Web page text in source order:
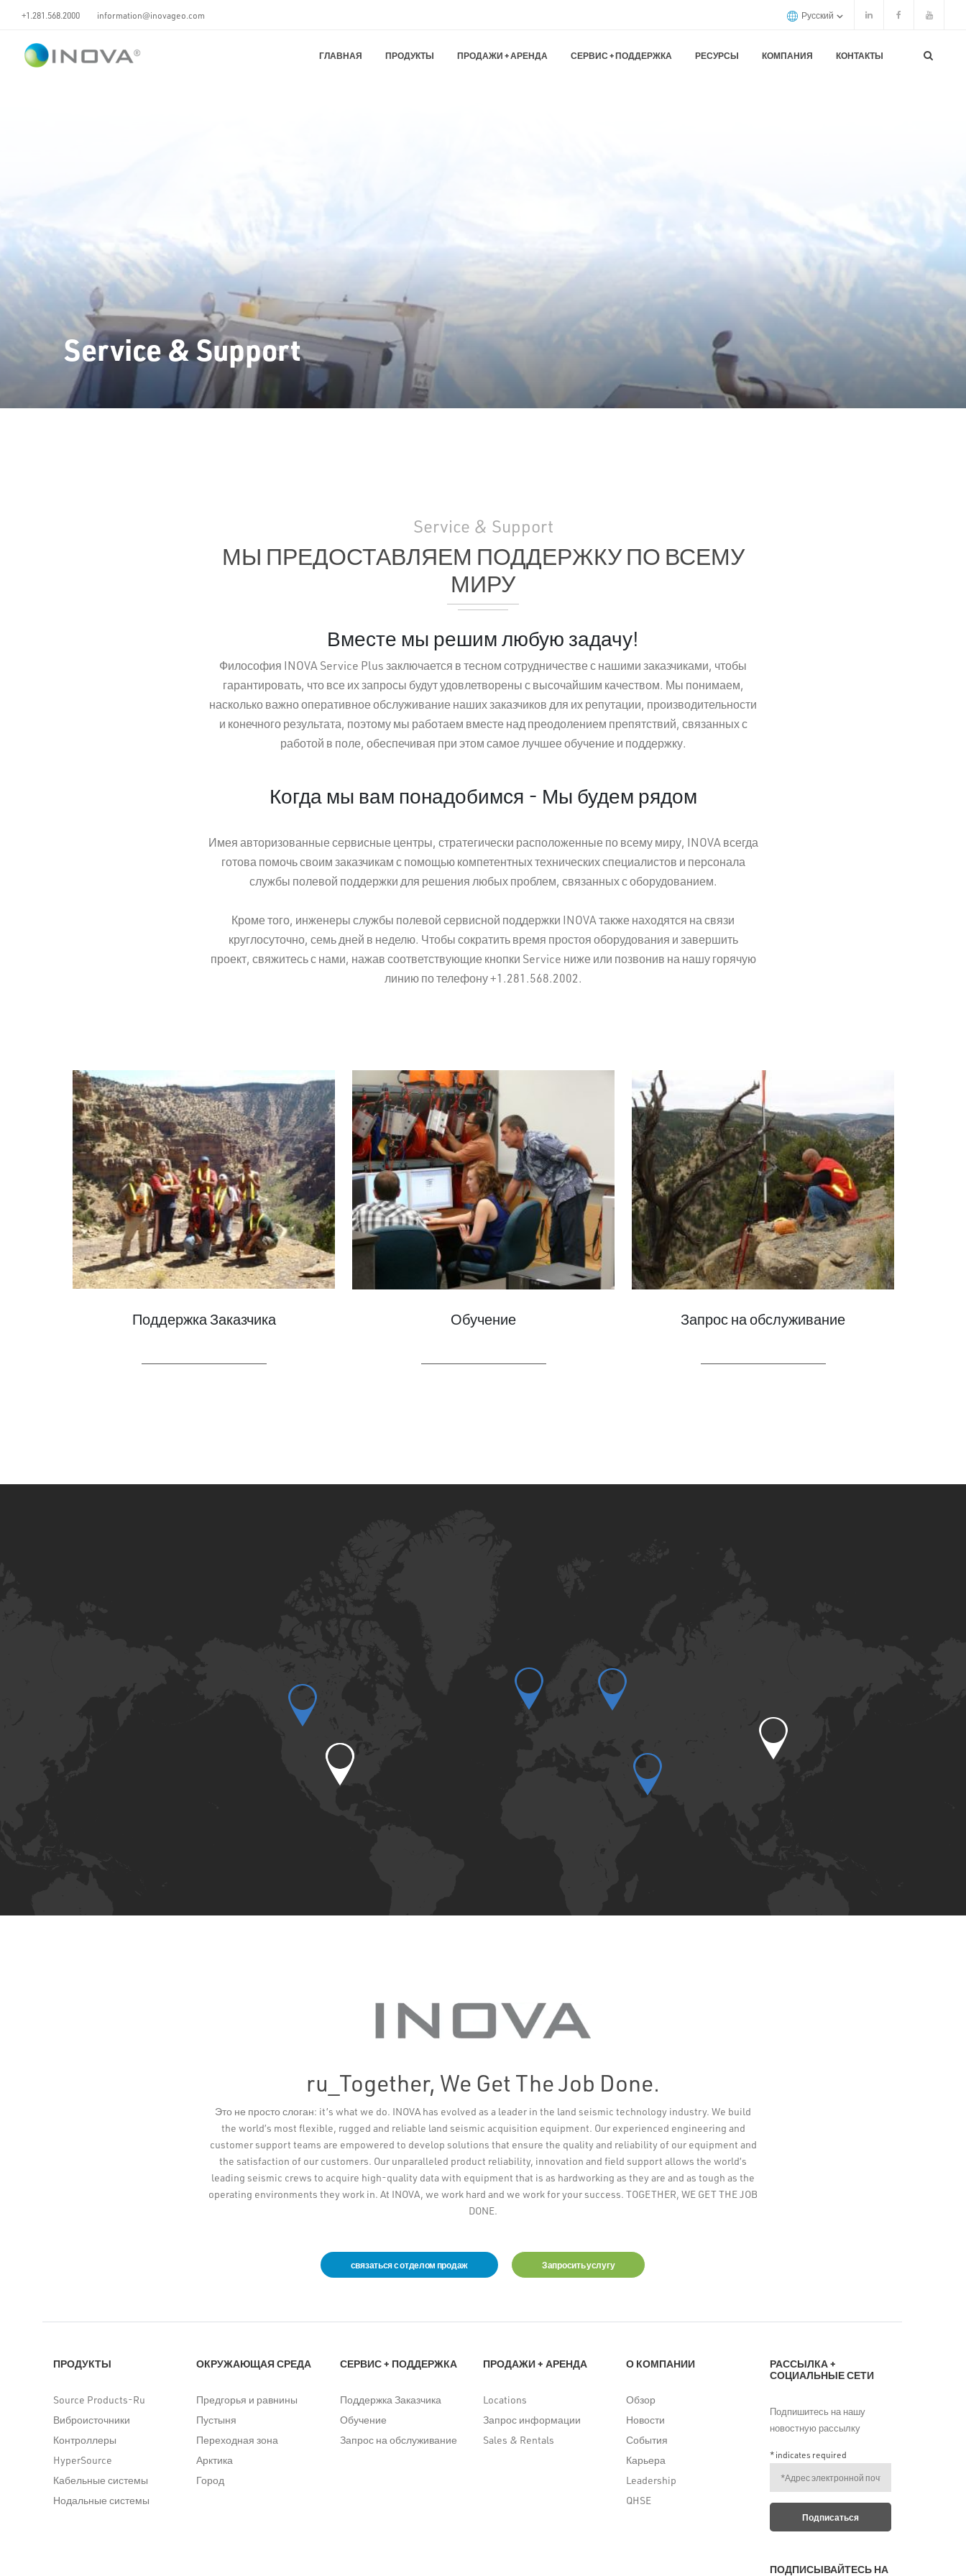
+1.281.568.2000 information@inovageo.com Русский
ГЛАВНАЯ ПРОДУКТЫ ПРОДАЖИ + АРЕНДА СЕРВИС + ПОДДЕРЖКА РЕСУРСЫ КОМПАНИЯ КОНТАКТЫ
Service & Support
Service & Support
МЫ ПРЕДОСТАВЛЯЕМ ПОДДЕРЖКУ ПО ВСЕМУ
МИРУ
Вместе мы решим любую задачу!
Философия INOVA Service Plus заключается в тесном сотрудничестве с нашими заказчиками, чтобы
гарантировать, что все их запросы будут удовлетворены с высочайшим качеством. Мы понимаем,
насколько важно оперативное обслуживание наших заказчиков для их репутации, производительности
и конечного результата, поэтому мы работаем вместе над преодолением препятствий, связанных с
работой в поле, обеспечивая при этом самое лучшее обучение и поддержку.
Когда мы вам понадобимся - Мы будем рядом
Имея авторизованные сервисные центры, стратегически расположенные по всему миру, INOVA всегда
готова помочь своим заказчикам с помощью компетентных технических специалистов и персонала
службы полевой поддержки для решения любых проблем, связанных с оборудованием.
Кроме того, инженеры службы полевой сервисной поддержки INOVA также находятся на связи
круглосуточно, семь дней в неделю. Чтобы сократить время простоя оборудования и завершить
проект, свяжитесь с нами, нажав соответствующие кнопки Service ниже или позвонив на нашу горячую
линию по телефону +1.281.568.2002.
Поддержка Заказчика
LEARN MORE
Обучение
LEARN MORE
Запрос на обслуживание
LEARN MORE
ru_Together, We Get The Job Done.
Это не просто слоган: it’s what we do. INOVA has evolved as a leader in the land seismic technology industry. We build
the world’s most flexible, rugged and reliable land seismic acquisition equipment. Our experienced engineering and
customer support teams are empowered to develop solutions that ensure the quality and reliability of our equipment and
the satisfaction of our customers. Our unparalleled product reliability, innovation and field support allows the world’s
leading seismic crews to acquire high-quality data with equipment that is as hardworking as they are and as tough as the
operating environments they work in. At INOVA, we work hard and we work for your success. TOGETHER, WE GET THE JOB
DONE.
связаться с отделом продаж Запросить услугу
ПРОДУКТЫ
Source Products-Ru
Виброисточники
Контроллеры
HyperSource
Кабельные системы
Нодальные системы
ОКРУЖАЮЩАЯ СРЕДА
Предгорья и равнины
Пустыня
Переходная зона
Арктика
Город
СЕРВИС + ПОДДЕРЖКА
Поддержка Заказчика
Обучение
Запрос на обслуживание
ПРОДАЖИ + АРЕНДА
Locations
Запрос информации
Sales & Rentals
О КОМПАНИИ
Обзор
Новости
События
Карьера
Leadership
QHSE
РАССЫЛКА +
СОЦИАЛЬНЫЕ СЕТИ
Подпишитесь на нашу
новостную рассылку
*indicates required
ПОДПИСЫВАЙТЕСЬ НА